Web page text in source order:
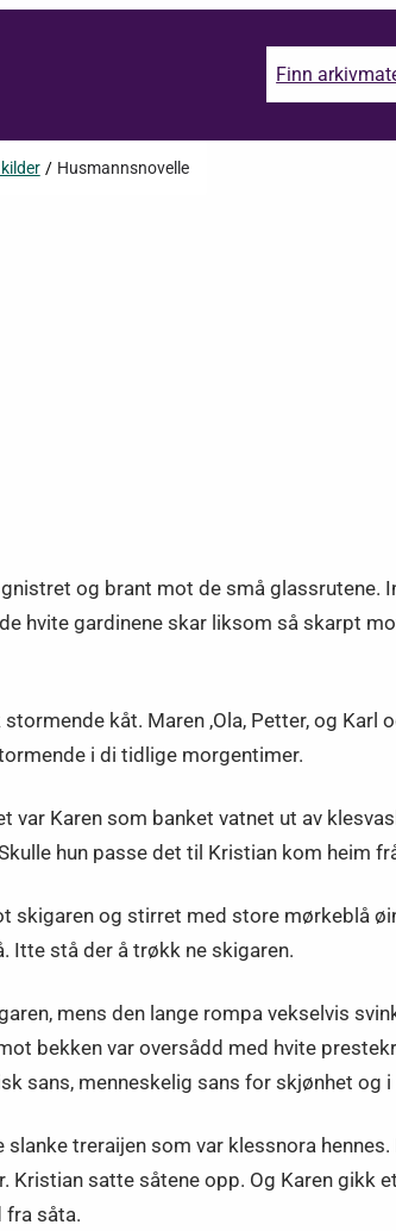
Finn
/ Husmannsnovelle
og brant mot de små
hvite gardinene skar liksom så skarpt
kåt. Maren ,Ola, Petter, og Karl
i di tidlige morgentimer.
Karen som banket vatnet ut av
hun passe det til Kristian kom heim
skigaren og stirret med store mørkeblå
Itte stå der å trøkk ne skigaren.
mens den lange rompa vekselvis
bekken var oversådd med hvite
sans, menneskelig sans for skjønhet og
treraijen som var klessnora
satte såtene opp. Og Karen gikk
fra såta.